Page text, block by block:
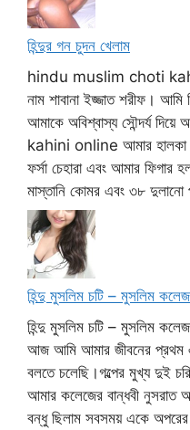
হিন্দুর গন চুদন খেলাম
hindu muslim choti kahini
নাম শাবানা ইজ্জাত শরীফ।
আমাকে অবিশ্বাস্য সৌন্দর্য
kahini online আমার হালকা
ফর্সা চেহারা এবং আমার
মাস্তানি কোমর এবং ৩৮ দুলানো
হিন্দু মুসলিম চটি – মুসলিম
হিন্দু মুসলিম চটি – মুসলিম
আজ আমি আমার জীবনের প্রথম
বলতে চলেছি।গল্পের মুখ্য দুই
আমার কলেজের বান্ধবী নুসরাত
বন্ধু ছিলাম সবসময় একে